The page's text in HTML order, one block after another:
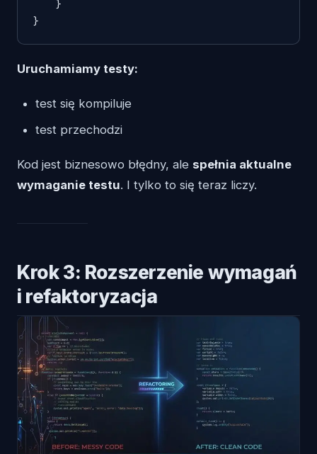
}
Uruchamiamy testy:
test się kompiluje
test przechodzi
Kod jest biznesowo błędny, ale spełnia aktualne
wymaganie testu. I tylko to się teraz liczy.
Krok 3: Rozszerzenie wymagań
i refaktoryzacja